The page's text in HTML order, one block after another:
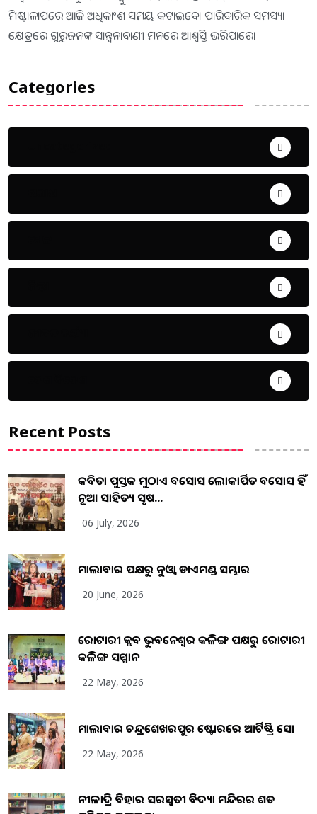
ମିଷ୍ଟାଳାପରେ ଆଜି ଅଧିକାଂଶ ସମୟ କଟାଇବେ। ପାରିବାରିକ ସମସ୍ୟା
କ୍ଷେତ୍ରରେ ଗୁରୁଜନଙ୍କ ସାନ୍ତ୍ୱନାବାଣୀ ମନରେ ଆଶ୍ୱସ୍ତି ଭରିପାରେ।
Categories
Recent Posts
କବିତା ପୁସ୍ତକ ମୁଠାଏ ଅବସୋସ ଲୋକାର୍ପିତ ଅବସୋସ ହିଁ
ନୂଆ ସାହିତ୍ୟ ସୃଷ...
06 July, 2026
ମାଲାବାର ପକ୍ଷରୁ ନୁଓ୍ବା ଡାଏମଣ୍ଡ ସମ୍ଭାର
20 June, 2026
ରୋଟାରୀ କ୍ଲବ ଭୁବନେଶ୍ୱର କଳିଙ୍ଗ ପକ୍ଷରୁ ରୋଟାରୀ
କଳିଙ୍ଗ ସମ୍ମାନ
22 May, 2026
ମାଲାବାର ଚନ୍ଦ୍ରଶେଖରପୁର ଷ୍ଟୋରରେ ଆର୍ଟିଷ୍ଟ୍ରି ସୋ
22 May, 2026
ନୀଳାଦ୍ରି ବିହାର ସରସ୍ୱତୀ ବିଦ୍ୟା ମନ୍ଦିରର ଶତ